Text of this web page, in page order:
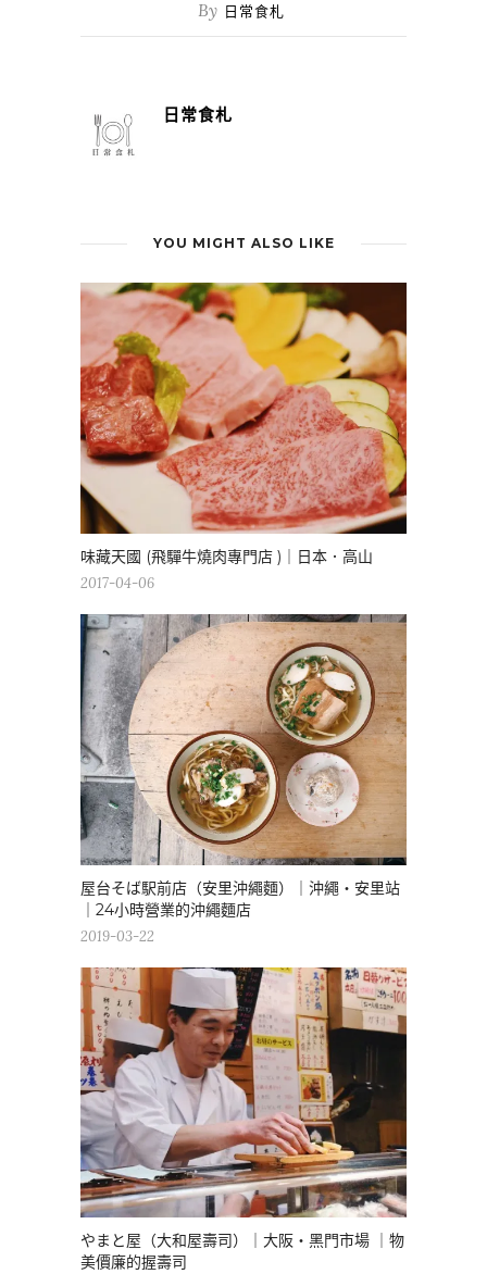
By 日常食札
日常食札
YOU MIGHT ALSO LIKE
味藏天國 (飛驒牛燒肉專門店 )｜日本．高山
2017-04-06
屋台そば駅前店（安里沖繩麵）｜沖繩・安里站
｜24小時營業的沖繩麵店
2019-03-22
やまと屋（大和屋壽司）｜大阪・黑門市場 ｜物
美價廉的握壽司